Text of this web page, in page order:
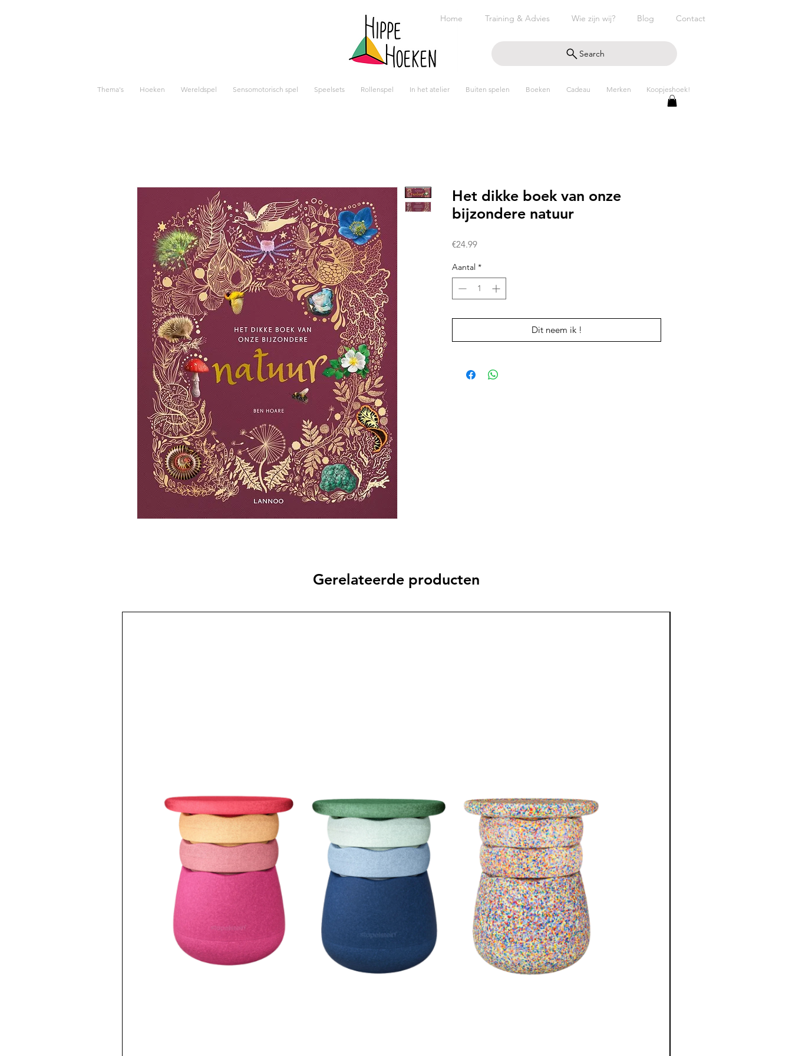
Home Training & Advies Wie zijn wij? Blog Contact
Search
Thema's Hoeken Wereldspel Sensomotorisch spel Speelsets Rollenspel In het atelier Buiten spelen Boeken Cadeau Merken Koopjeshoek!
Het dikke boek van onze
bijzondere natuur
€24.99Prijs
Aantal *
Dit neem ik !
Gerelateerde producten